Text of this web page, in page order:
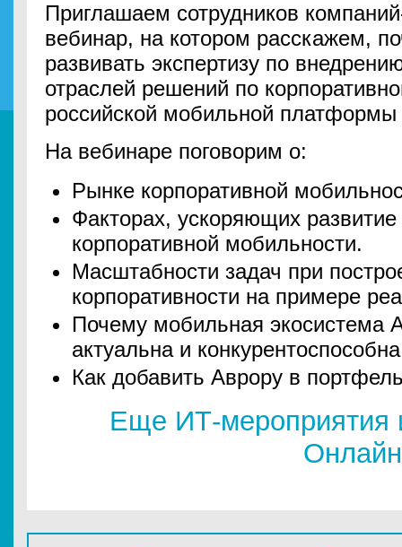
Приглашаем сотрудников
вебинар, на котором расскажем,
развивать экспертизу по
отраслей решений по
российской мобильной
На вебинаре поговорим о:
Рынке корпоративной
Факторах, ускоряющих развитие
корпоративной мобильности.
Масштабности задач при
корпоративности на примере
Почему мобильная экосистема
актуальна и
Как добавить Аврору в
Еще ИТ-мероприятия
Онлайн